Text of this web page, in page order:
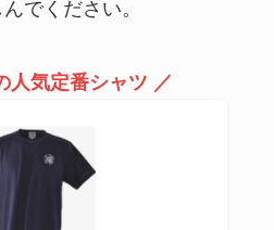
でください。
人気定番シャツ ／